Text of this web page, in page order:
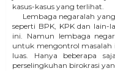
kasus-kasus yang terlihat.
Lembaga negaralah
seperti BPK, KPK dan
ini. Namun lembaga
untuk mengontrol masalah
luas. Hanya beberapa
perselingkuhan birokrasi